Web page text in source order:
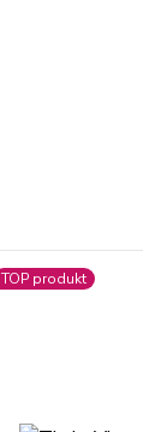
TOP produkt